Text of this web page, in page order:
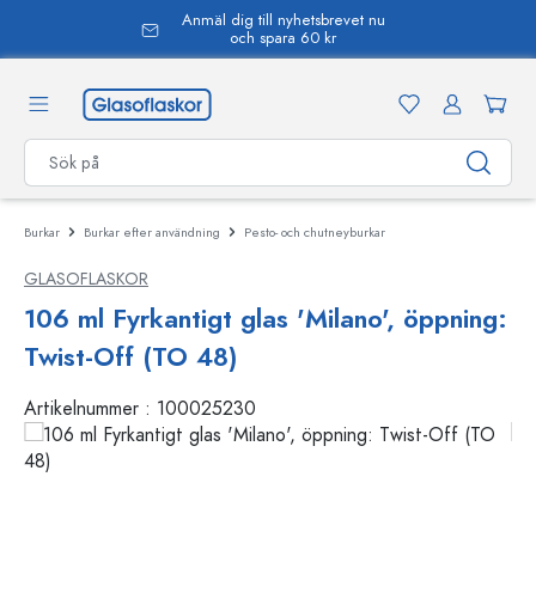
Anmäl dig till nyhetsbrevet nu
och spara 60 kr
Burkar Burkar efter användning Pesto- och chutneyburkar
GLASOFLASKOR
106 ml Fyrkantigt glas 'Milano', öppning:
Twist-Off (TO 48)
Artikelnummer : 100025230